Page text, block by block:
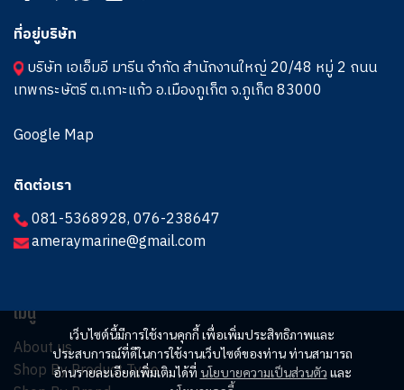
เว็บไซต์นี้มีการใช้งานคุกกี้ เพื่อเพิ่มประสิทธิภาพและ
ประสบการณ์ที่ดีในการใช้งานเว็บไซต์ของท่าน ท่านสามารถ
อ่านรายละเอียดเพิ่มเติมได้ที่ นโยบายความเป็นส่วนตัว และ
ที่อยู่บริษัท
บริษัท เอเอ็มอี มารีน จำกัด สำนักงานใหญ่ 20/48 หมู่ 2 ถนน
เทพกระษัตรี ต.เกาะแก้ว อ.เมืองภูเก็ต จ.ภูเก็ต 83000
Google Map
ติดต่อเรา
081-5368928,076-238647
ameraymarine@gmail.com
เมนู
About us
Shop By Product Type